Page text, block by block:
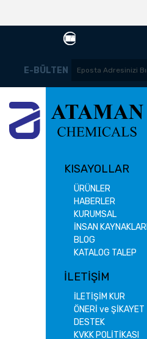
E-BÜLTEN
KISAYOLLAR
ÜRÜNLER
HABERLER
KURUMSAL
İNSAN KAYNAKLARI
BLOG
KATALOG TALEP
İLETİŞİM
İLETİŞİM KUR
ÖNERİ ve ŞİKAYET
DESTEK
KVKK POLİTİKASI